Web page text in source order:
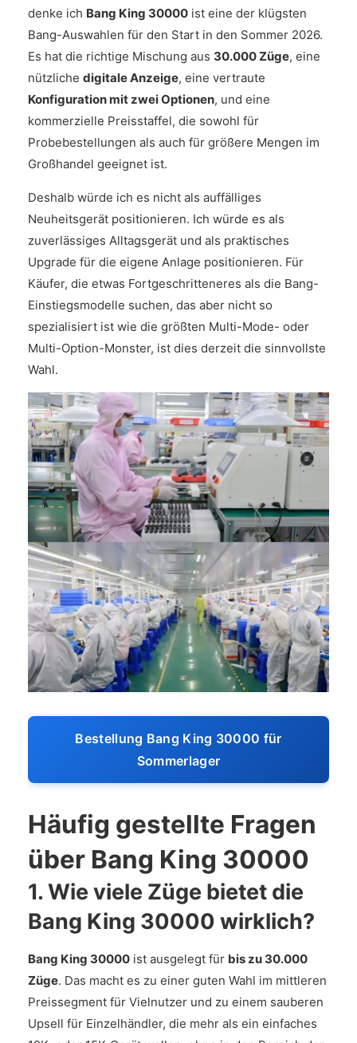
denke ich Bang King 30000 ist eine der klügsten
Bang-Auswahlen für den Start in den Sommer 2026.
Es hat die richtige Mischung aus 30.000 Züge, eine
nützliche digitale Anzeige, eine vertraute
Konfiguration mit zwei Optionen, und eine
kommerzielle Preisstaffel, die sowohl für
Probebestellungen als auch für größere Mengen im
Großhandel geeignet ist.
Deshalb würde ich es nicht als auffälliges
Neuheitsgerät positionieren. Ich würde es als
zuverlässiges Alltagsgerät und als praktisches
Upgrade für die eigene Anlage positionieren. Für
Käufer, die etwas Fortgeschritteneres als die Bang-
Einstiegsmodelle suchen, das aber nicht so
spezialisiert ist wie die größten Multi-Mode- oder
Multi-Option-Monster, ist dies derzeit die sinnvollste
Wahl.
Bestellung Bang King 30000 für
Sommerlager
Häufig gestellte Fragen
über Bang King 30000
1. Wie viele Züge bietet die
Bang King 30000 wirklich?
Bang King 30000 ist ausgelegt für bis zu 30.000
Züge. Das macht es zu einer guten Wahl im mittleren
Preissegment für Vielnutzer und zu einem sauberen
Upsell für Einzelhändler, die mehr als ein einfaches